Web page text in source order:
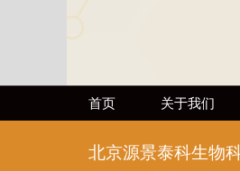
首页 关于我们
北京源景泰科生物